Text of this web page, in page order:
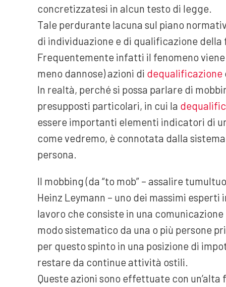
concretizzatesi in alcun testo di legge.
Tale perdurante lacuna sul piano
di individuazione e di qualificazione
Frequentemente infatti il fenomeno
meno dannose) azioni di dequalificazione
In realtà, perché si possa parlare di
presupposti particolari, in cui la
essere importanti elementi indicatori di
come vedremo, è connotata dalla
persona.
Il mobbing (da “to mob” – assalire
Heinz Leymann – uno dei massimi
lavoro che consiste in una
modo sistematico da una o più persone
per questo spinto in una posizione di
restare da continue attività ostili.
Queste azioni sono effettuate con